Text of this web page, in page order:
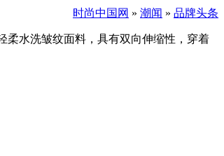
时尚中国网 » 潮闻 » 品牌头条
柔水洗皱纹面料，具有双向伸缩性，穿着